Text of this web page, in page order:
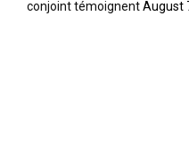
conjoint témoignentAugust